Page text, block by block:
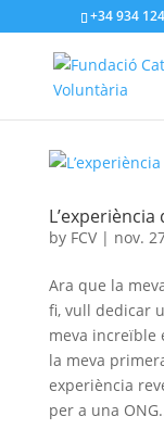
+34 934
L’experiència
by FCV| nov.
Ara que la
fi, vull dedicar
meva increïble
la meva
experiència
per a una